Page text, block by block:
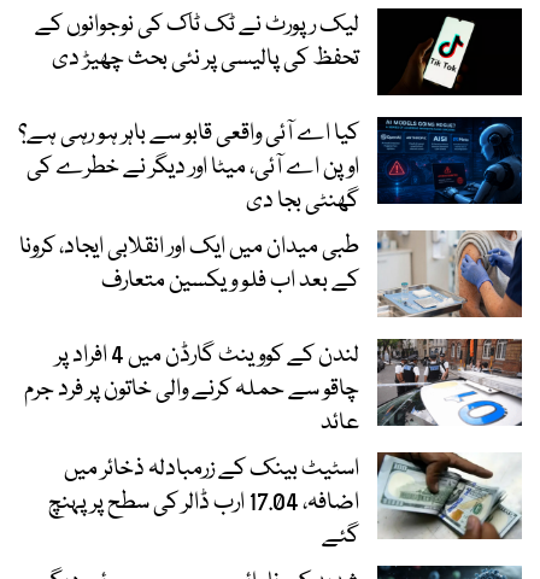
لیک رپورٹ نے ٹک ٹاک کی نوجوانوں کے
تحفظ کی پالیسی پر نئی بحث چھیڑ دی
کیا اے آئی واقعی قابو سے باہر ہو رہی ہے؟
اوپن اے آئی، میٹا اور دیگر نے خطرے کی
گھنٹی بجا دی
طبی میدان میں ایک اور انقلابی ایجاد، کرونا
کے بعد اب فلو ویکسین متعارف
لندن کے کووینٹ گارڈن میں 4 افراد پر
چاقو سے حملہ کرنے والی خاتون پر فرد جرم
عائد
اسٹیٹ بینک کے زرمبادلہ ذخائر میں
اضافہ، 17.04 ارب ڈالر کی سطح پر پہنچ
گئے